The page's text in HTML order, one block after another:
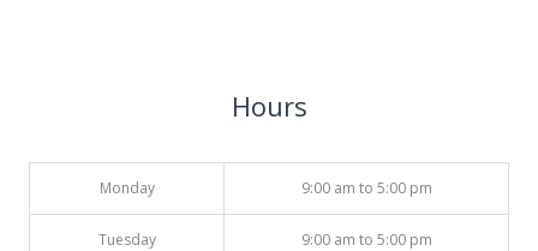
Hours
Monday 9:00 am to 5:00 pm
Tuesday 9:00 am to 5:00 pm